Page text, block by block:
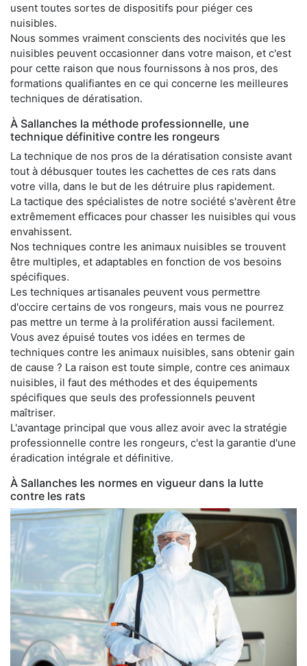
usent toutes sortes de dispositifs pour piéger ces
nuisibles.
Nous sommes vraiment conscients des nocivités que les
nuisibles peuvent occasionner dans votre maison, et c'est
pour cette raison que nous fournissons à nos pros, des
formations qualifiantes en ce qui concerne les meilleures
techniques de dératisation.
À Sallanches la méthode professionnelle, une
technique définitive contre les rongeurs
La technique de nos pros de la dératisation consiste avant
tout à débusquer toutes les cachettes de ces rats dans
votre villa, dans le but de les détruire plus rapidement.
La tactique des spécialistes de notre société s'avèrent être
extrêmement efficaces pour chasser les nuisibles qui vous
envahissent.
Nos techniques contre les animaux nuisibles se trouvent
être multiples, et adaptables en fonction de vos besoins
spécifiques.
Les techniques artisanales peuvent vous permettre
d'occire certains de vos rongeurs, mais vous ne pourrez
pas mettre un terme à la prolifération aussi facilement.
Vous avez épuisé toutes vos idées en termes de
techniques contre les animaux nuisibles, sans obtenir gain
de cause ? La raison est toute simple, contre ces animaux
nuisibles, il faut des méthodes et des équipements
spécifiques que seuls des professionnels peuvent
maîtriser.
L'avantage principal que vous allez avoir avec la stratégie
professionnelle contre les rongeurs, c'est la garantie d'une
éradication intégrale et définitive.
À Sallanches les normes en vigueur dans la lutte
contre les rats